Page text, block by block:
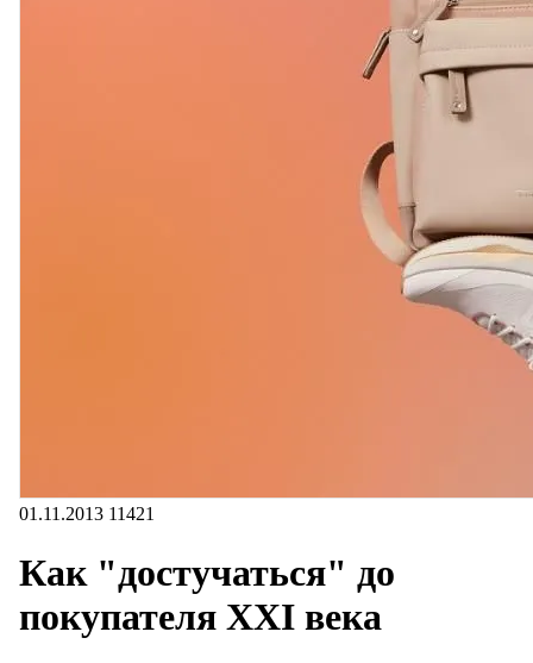
01.11.2013 11421
Как "достучаться" до
покупателя ХХI века